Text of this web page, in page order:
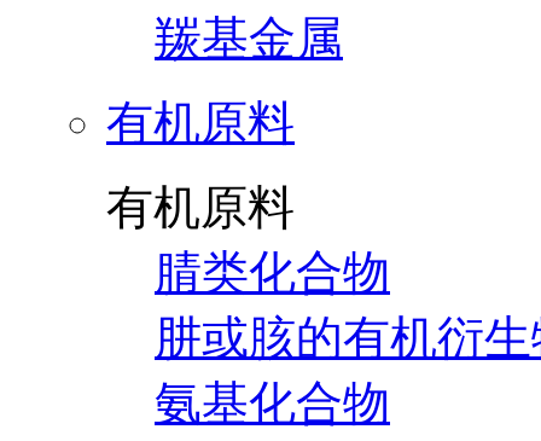
羰基金属
有机原料
有机原料
腈类化合物
肼或胲的有机衍
氨基化合物